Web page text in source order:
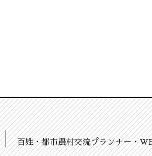
百姓・都市農村交流プランナー・